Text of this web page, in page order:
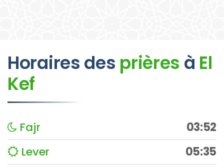
Horaires des prières à El
Kef
Fajr
03:52
Lever
05:35